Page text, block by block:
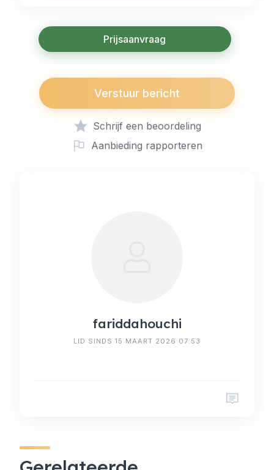
Prijsaanvraag
Verstuur bericht
Schrijf een beoordeling
Aanbieding rapporteren
fariddahouchi
LID SINDS 15 MAART 2026 07:53